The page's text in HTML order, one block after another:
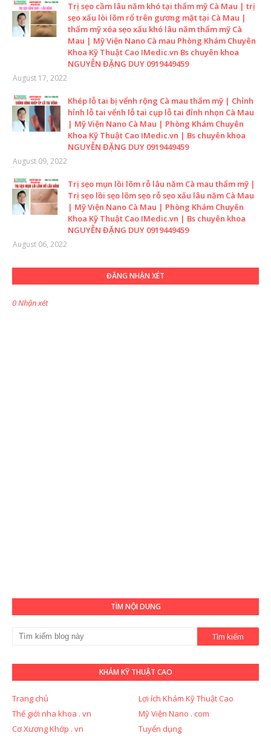
Trị sẹo cầm lâu năm khó tại thẩm mỹ Cà Mau | trị
sẹo xấu lòi lõm rổ trên gương mặt tại Cà Mau |
thẩm mỹ xóa sẹo xấu khó lâu năm thẩm mỹ Cà
Mau | Mỹ Viện Nano Cà mau Phòng Khám Chuyên
Khoa Kỹ Thuật Cao IMedic.vn Bs chuyên khoa
NGUYỄN ĐẶNG DUY 0919449459
August 17, 2022
Khép lỗ tai bị vểnh rộng Cà mau thẩm mỹ | Chỉnh
hỉnh lỗ tai vểnh lỗ tai cụp lỗ tai đỉnh nhọn Cà Mau
| Mỹ Viện Nano Cà Mau | Phòng Khám Chuyên
Khoa Kỹ Thuật Cao IMedic.vn | Bs chuyên khoa
NGUYỄN ĐẶNG DUY 0919449459
August 09, 2022
Trị sẹo mụn lồi lõm rỗ lâu năm Cà mau thẩm mỹ |
Trị sẹo lồi sẹo lõm sẹo rỗ sẹo xấu lâu năm Cà Mau
| Mỹ Viện Nano Cà Mau | Phòng Khám Chuyên
Khoa Kỹ Thuật Cao IMedic.vn | Bs chuyên khoa
NGUYỄN ĐẶNG DUY 0919449459
August 06, 2022
ĐĂNG NHẬN XÉT
0 Nhận xét
TÌM NỘI DUNG
KHÁM KỸ THUẬT CAO
Trang chủ
Lợi ích Khám Kỹ Thuật Cao
Thế giới nha khoa . vn
Mỹ Viện Nano . com
Cơ Xương Khớp . vn
Tuyển dụng